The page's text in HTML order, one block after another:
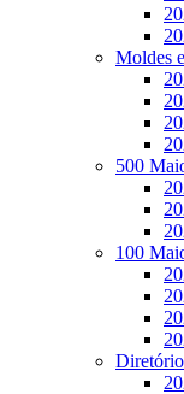
Moldes
500
100